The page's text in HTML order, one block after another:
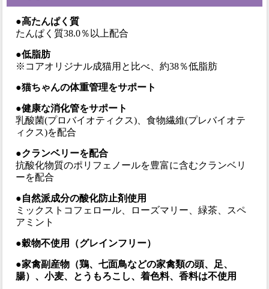
●高たんぱく質
たんぱく質38.0％以上配合
●低脂肪
※コアオリジナル成猫用と比べ、約38％低脂肪
●猫ちゃんの体重管理をサポート
●健康な消化管をサポート
乳酸菌(プロバイオティクス)、食物繊維(プレバイオテ
ィクス)を配合
●クランベリーを配合
抗酸化物質のポリフェノールを豊富に含むクランベリ
ーを配合
●自然派成分の酸化防止剤使用
ミックストコフェロール、ローズマリー、緑茶、スペ
アミント
●穀物不使用（グレインフリー）
●家禽副産物（鶏、七面鳥などの家禽類の頭、足、
腸）、小麦、とうもろこし、着色料、香料は不使用